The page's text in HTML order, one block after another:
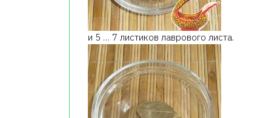
и 5 … 7 листиков лаврового листа.